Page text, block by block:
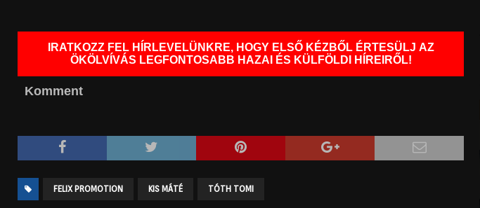
IRATKOZZ FEL HÍRLEVELÜNKRE, HOGY ELSŐ KÉZBŐL ÉRTESÜLJ AZ
ÖKÖLVÍVÁS LEGFONTOSABB HAZAI ÉS KÜLFÖLDI HÍREIRŐL!
Komment
FELIX PROMOTION KIS MÁTÉ TÓTH TOMI